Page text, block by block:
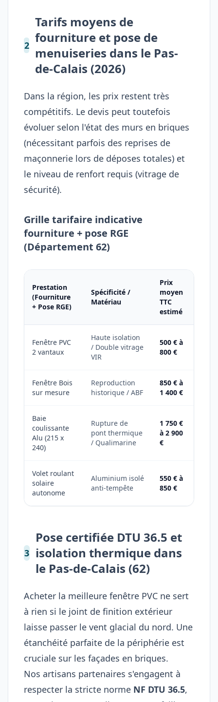
2
Tarifs moyens de
fourniture et pose de
menuiseries dans le Pas-
de-Calais (2026)
Dans la région, les prix restent très
compétitifs. Le devis peut toutefois
évoluer selon l'état des murs en briques
(nécessitant parfois des reprises de
maçonnerie lors de déposes totales) et
le niveau de renfort requis (vitrage de
sécurité).
Grille tarifaire indicative
fourniture + pose RGE
(Département 62)
Prestation
(Fourniture
+ Pose RGE)
Spécificité /
Matériau
Prix
moyen
TTC
estimé
Fenêtre PVC
2 vantaux
Haute isolation
/ Double vitrage
VIR
500 € à
800 €
Fenêtre Bois
sur mesure
Reproduction
historique / ABF
850 € à
1 400 €
Baie
coulissante
Alu (215 x
240)
Rupture de
pont thermique
/ Qualimarine
1 750 €
à 2 900
€
Volet roulant
solaire
autonome
Aluminium isolé
anti-tempête
550 € à
850 €
3
Pose certifiée DTU 36.5 et
isolation thermique dans
le Pas-de-Calais (62)
Acheter la meilleure fenêtre PVC ne sert
à rien si le joint de finition extérieur
laisse passer le vent glacial du nord. Une
étanchéité parfaite de la périphérie est
cruciale sur les façades en briques.
Nos artisans partenaires s'engagent à
respecter la stricte norme NF DTU 36.5,